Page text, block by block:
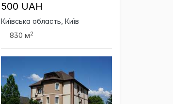
500 UAH
Київська область, Київ
830 м2